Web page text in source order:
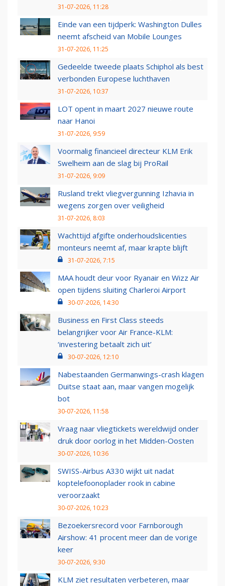
31-07-2026, 11:28
Einde van een tijdperk: Washington Dulles
neemt afscheid van Mobile Lounges
31-07-2026, 11:25
Gedeelde tweede plaats Schiphol als best
verbonden Europese luchthaven
31-07-2026, 10:37
LOT opent in maart 2027 nieuwe route
naar Hanoi
31-07-2026, 9:59
Voormalig financieel directeur KLM Erik
Swelheim aan de slag bij ProRail
31-07-2026, 9:09
Rusland trekt vliegvergunning Izhavia in
wegens zorgen over veiligheid
31-07-2026, 8:03
Wachttijd afgifte onderhoudslicenties
monteurs neemt af, maar krapte blijft
31-07-2026, 7:15
MAA houdt deur voor Ryanair en Wizz Air
open tijdens sluiting Charleroi Airport
30-07-2026, 14:30
Business en First Class steeds
belangrijker voor Air France-KLM:
‘investering betaalt zich uit’
30-07-2026, 12:10
Nabestaanden Germanwings-crash klagen
Duitse staat aan, maar vangen mogelijk
bot
30-07-2026, 11:58
Vraag naar vliegtickets wereldwijd onder
druk door oorlog in het Midden-Oosten
30-07-2026, 10:36
SWISS-Airbus A330 wijkt uit nadat
koptelefoonoplader rook in cabine
veroorzaakt
30-07-2026, 10:23
Bezoekersrecord voor Farnborough
Airshow: 41 procent meer dan de vorige
keer
30-07-2026, 9:30
KLM ziet resultaten verbeteren, maar